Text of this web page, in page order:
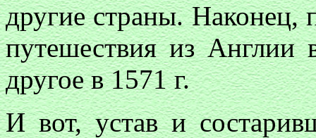
другие страны. Наконец,
путешествия из
другое в 1571 г.
И вот, устав и